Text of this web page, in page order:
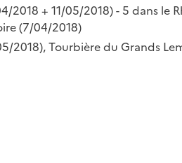
2018 + 11/05/2018) - 5 dans
(7/04/2018)
2018), Tourbière du Grands